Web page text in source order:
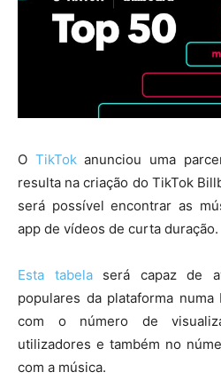
O TikTokanunciou uma
resulta na criação do TikTok
será possível encontrar as
app de vídeos de curta duração.
Esta tabelaserá capaz de
populares da plataforma
com o número de
utilizadores e também no
com a música.